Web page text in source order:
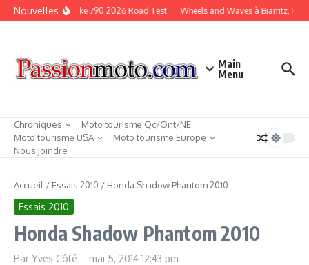
Aller au contenu
NouvellesKTM Duke 790 2026 Road Test Wheels and Waves à Biarritz,
Main
Menu
Chroniques
Moto tourisme Qc/Ont/NE
Moto tourisme USA
Moto tourisme Europe
Nous joindre
Accueil / Essais 2010 / Honda Shadow Phantom 2010
Essais 2010
Honda Shadow Phantom 2010
Par Yves Côté mai 5, 2014 12:43 pm